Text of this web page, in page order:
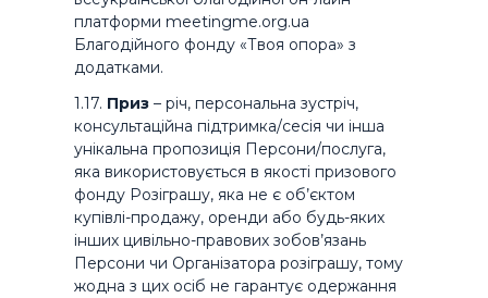
платформи meetingme.org.ua
Благодійного фонду «Твоя опора» з
додатками.
1.17. Приз – річ, персональна зустріч,
консультаційна підтримка/сесія чи інша
унікальна пропозиція Персони/послуга,
яка використовується в якості призового
фонду Розіграшу, яка не є об’єктом
купівлі-продажу, оренди або будь-яких
інших цивільно-правових зобов’язань
Персони чи Організатора розіграшу, тому
жодна з цих осіб не гарантує одержання